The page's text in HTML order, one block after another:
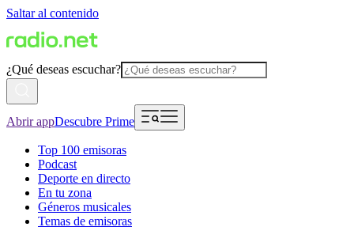
Saltar al contenido
¿Qué deseas escuchar?
Abrir appDescubre Prime
Top 100 emisoras
Podcast
Deporte en directo
En tu zona
Géneros musicales
Temas de emisoras